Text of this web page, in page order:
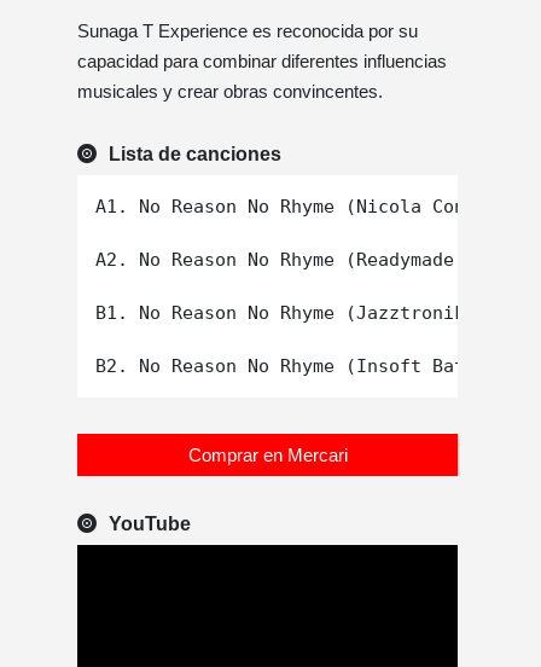
Sunaga T Experience es reconocida por su
capacidad para combinar diferentes influencias
musicales y crear obras convincentes.
Lista de canciones
A1. No Reason No Rhyme (Nicola Conte
A2. No Reason No Rhyme (Readymade
B1. No Reason No Rhyme (Jazztronik Mix)
Comprar en Mercari
YouTube